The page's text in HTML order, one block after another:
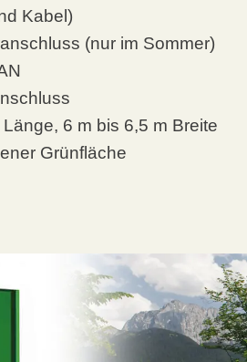
Kabel)
(nur im Sommer)
6 m bis 6,5 m Breite
Grünfläche